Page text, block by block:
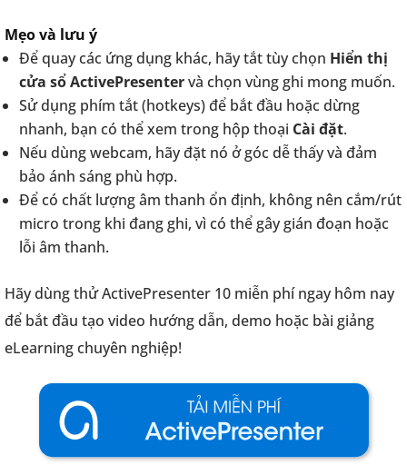
Mẹo và lưu ý
Để quay các ứng dụng khác, hãy tắt tùy chọn Hiển thị
cửa sổ ActivePresentervà chọn vùng ghi mong muốn.
Sử dụng phím tắt (hotkeys) để bắt đầu hoặc dừng
nhanh, bạn có thể xem trong hộp thoại Cài đặt.
Nếu dùng webcam, hãy đặt nó ở góc dễ thấy và đảm
bảo ánh sáng phù hợp.
Để có chất lượng âm thanh ổn định, không nên cắm/rút
micro trong khi đang ghi, vì có thể gây gián đoạn hoặc
lỗi âm thanh.
Hãy dùng thử ActivePresenter 10 miễn phí ngay hôm nay
để bắt đầu tạo video hướng dẫn, demo hoặc bài giảng
eLearning chuyên nghiệp!